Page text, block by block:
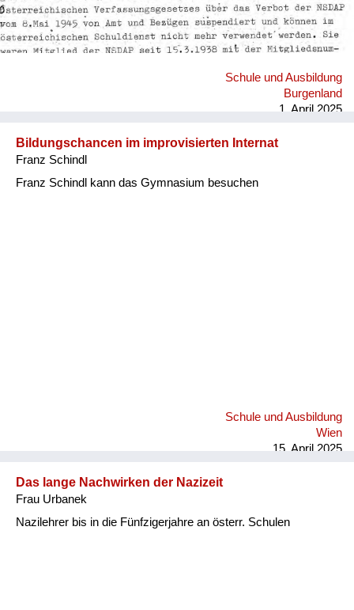
Schule und Ausbildung
Burgenland
1. April 2025
Bildungschancen im improvisierten Internat
Franz Schindl
Franz Schindl kann das Gymnasium besuchen
Schule und Ausbildung
Wien
15. April 2025
Das lange Nachwirken der Nazizeit
Frau Urbanek
Nazilehrer bis in die Fünfzigerjahre an österr. Schulen